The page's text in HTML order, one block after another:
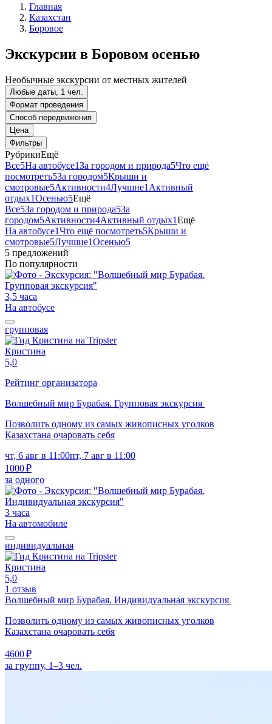
Главная
Казахстан
Боровое
Экскурсии в Боровом осенью
Необычные экскурсии от местных жителей
Любые даты, 1 чел.
Формат проведения
Способ передвижения
Цена
Фильтры
РубрикиЕщё
Все5На автобусе1За городом и природа5Что ещё
посмотреть5За городом5Крыши и
смотровые5Активности4Лучшие1 Активный
отдых1Осенью5Ещё
Все5За городом и природа5За
городом5Активности4Активный отдых1Ещё
На автобусе1Что ещё посмотреть5Крыши и
смотровые5Лучшие1Осенью5
5 предложений
По популярности
3,5 часа
На автобусе
групповая
Кристина
5,0
Рейтинг организатора
Волшебный мир Бурабая. Групповая экскурсия
Позволить одному из самых живописных уголков
Казахстана очаровать себя
чт, 6 авг в 11:00пт, 7 авг в 11:00
1000 ₽
за одного
3 часа
На автомобиле
индивидуальная
Кристина
5,0
1 отзыв
Волшебный мир Бурабая. Индивидуальная экскурсия
Позволить одному из самых живописных уголков
Казахстана очаровать себя
4600 ₽
за группу, 1–3 чел.